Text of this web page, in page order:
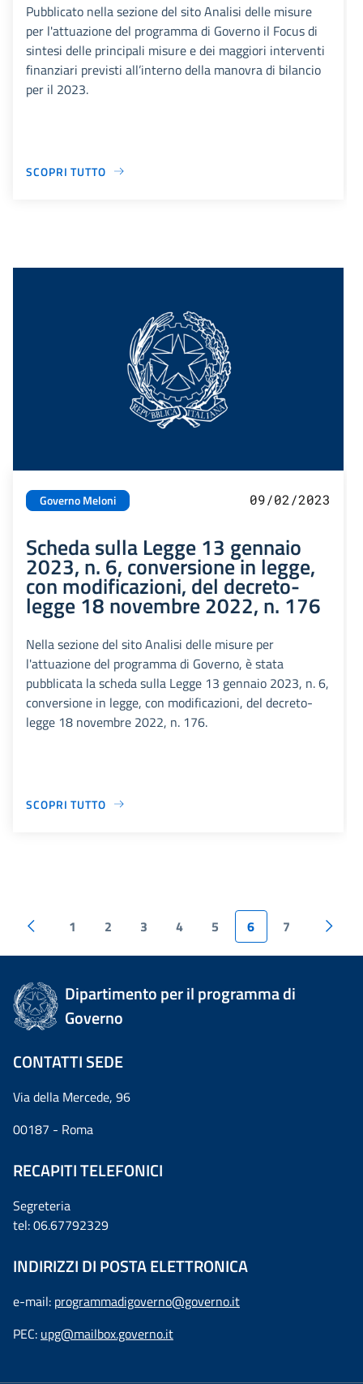
Pubblicato nella sezione del sito Analisi delle misure
per l'attuazione del programma di Governo il Focus di
sintesi delle principali misure e dei maggiori interventi
finanziari previsti all’interno della manovra di bilancio
per il 2023.
SCOPRI TUTTO
Governo Meloni 09/02/2023
Scheda sulla Legge 13 gennaio
2023, n. 6, conversione in legge,
con modificazioni, del decreto-
legge 18 novembre 2022, n. 176
Nella sezione del sito Analisi delle misure per
l'attuazione del programma di Governo, è stata
pubblicata la scheda sulla Legge 13 gennaio 2023, n. 6,
conversione in legge, con modificazioni, del decreto-
legge 18 novembre 2022, n. 176.
SCOPRI TUTTO
1 2 3 4 5 6 7
Dipartimento per il programma di
Governo
CONTATTI SEDE
Via della Mercede, 96
00187 - Roma
RECAPITI TELEFONICI
Segreteria
tel: 06.67792329
INDIRIZZI DI POSTA ELETTRONICA
e-mail: programmadigoverno@governo.it
PEC: upg@mailbox.governo.it